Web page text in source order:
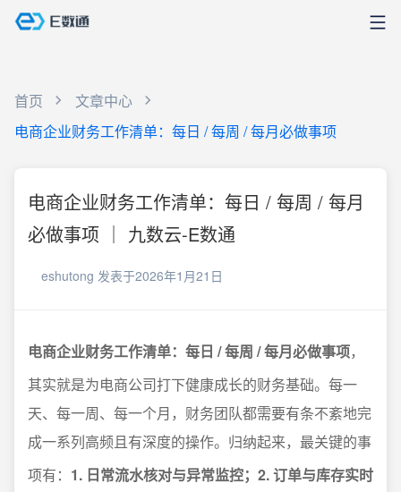
首页
文章中心
电商企业财务工作清单：每日 / 每周 / 每月必做事项
电商企业财务工作清单：每日 / 每周 / 每月
必做事项 ｜ 九数云-E数通
eshutong 发表于2026年1月21日
电商企业财务工作清单：每日 / 每周 / 每月必做事项，
其实就是为电商公司打下健康成长的财务基础。每一
天、每一周、每一个月，财务团队都需要有条不紊地完
成一系列高频且有深度的操作。归纳起来，最关键的事
项有： 1. 日常流水核对与异常监控；2. 订单与库存实时